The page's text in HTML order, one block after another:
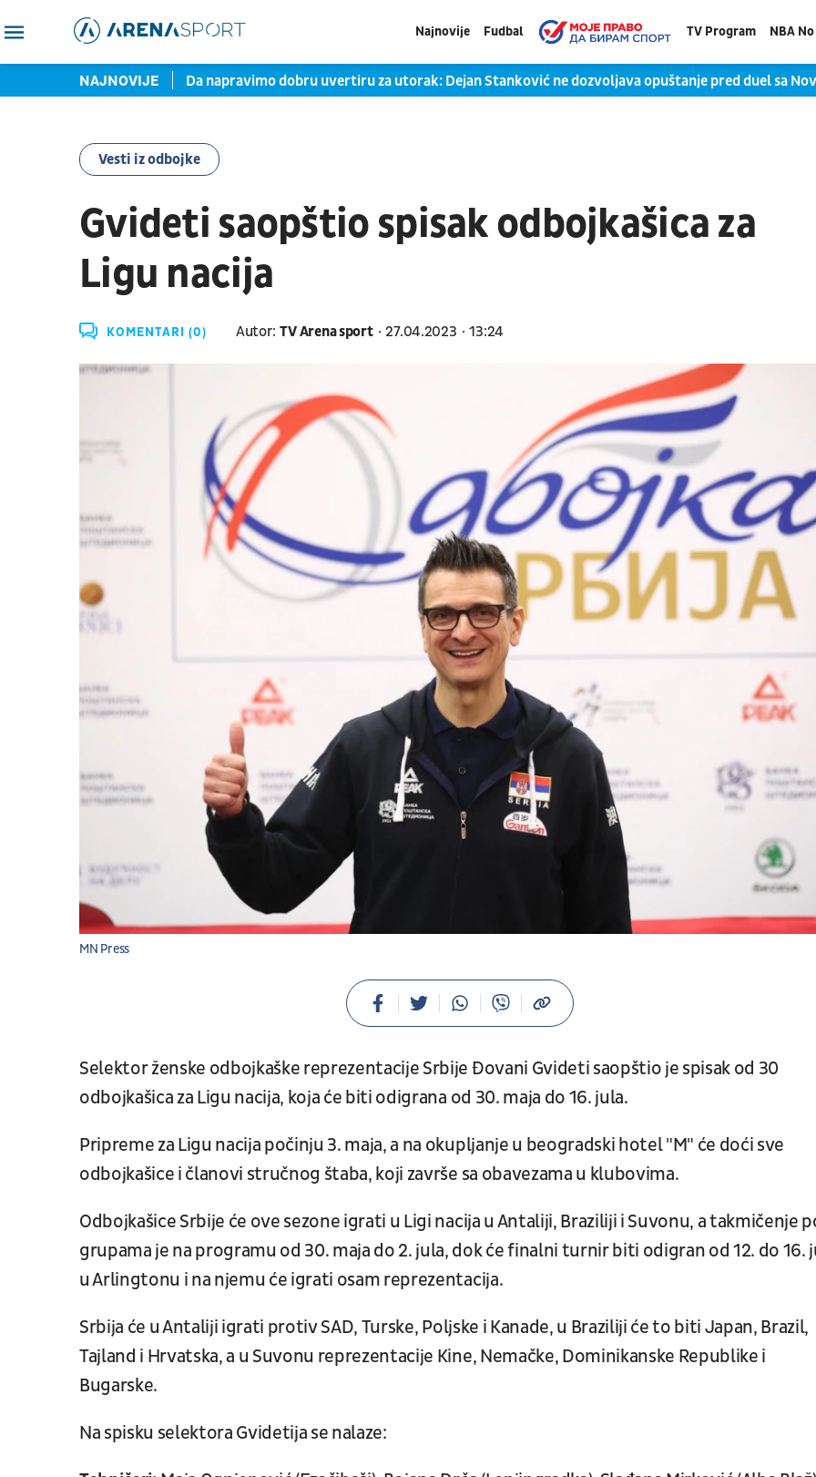
Najnovije Fudbal TV Program NBA
NAJNOVIJE
napustila crno-bele Da napravimo dobru uvertiru za utorak: Dejan Stanković ne dozvoljava opuštanje pred duel sa
Vesti iz odbojke
Gvideti saopštio spisak odbojkašica za
Ligu nacija
KOMENTARI (0) Autor: TV Arena sport 27.04.2023 13:24
MN Press
Selektor ženske odbojkaške reprezentacije Srbije Đovani Gvideti saopštio je spisak od 30
odbojkašica za Ligu nacija, koja će biti odigrana od 30. maja do 16. jula.
Pripreme za Ligu nacija počinju 3. maja, a na okupljanje u beogradski hotel "M" će doći sve
odbojkašice i članovi stručnog štaba, koji završe sa obavezama u klubovima.
Odbojkašice Srbije će ove sezone igrati u Ligi nacija u Antaliji, Braziliji i Suvonu, a takmičenje
grupama je na programu od 30. maja do 2. jula, dok će finalni turnir biti odigran od 12. do 16.
u Arlingtonu i na njemu će igrati osam reprezentacija.
Srbija će u Antaliji igrati protiv SAD, Turske, Poljske i Kanade, u Braziliji će to biti Japan, Brazil,
Tajland i Hrvatska, a u Suvonu reprezentacije Kine, Nemačke, Dominikanske Republike i
Bugarske.
Na spisku selektora Gvidetija se nalaze: